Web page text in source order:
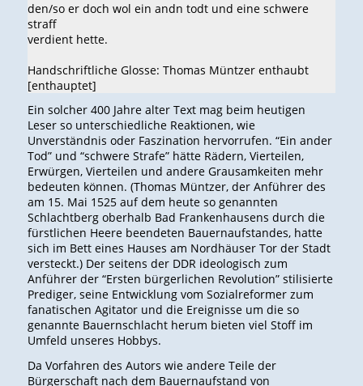
den/so er doch wol ein andn todt und eine schwere
straff
verdient hette.
Handschriftliche Glosse: Thomas Müntzer enthaubt
[enthauptet]
Ein solcher 400 Jahre alter Text mag beim heutigen
Leser so unterschiedliche Reaktionen, wie
Unverständnis oder Faszination hervorrufen. “Ein ander
Tod” und “schwere Strafe” hätte Rädern, Vierteilen,
Erwürgen, Vierteilen und andere Grausamkeiten mehr
bedeuten können. (Thomas Müntzer, der Anführer des
am 15. Mai 1525 auf dem heute so genannten
Schlachtberg oberhalb Bad Frankenhausens durch die
fürstlichen Heere beendeten Bauernaufstandes, hatte
sich im Bett eines Hauses am Nordhäuser Tor der Stadt
versteckt.) Der seitens der DDR ideologisch zum
Anführer der “Ersten bürgerlichen Revolution” stilisierte
Prediger, seine Entwicklung vom Sozialreformer zum
fanatischen Agitator und die Ereignisse um die so
genannte Bauernschlacht herum bieten viel Stoff im
Umfeld unseres Hobbys.
Da Vorfahren des Autors wie andere Teile der
Bürgerschaft nach dem Bauernaufstand von